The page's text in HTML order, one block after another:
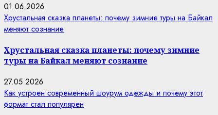
01.06.2026
Хрустальная сказка планеты: почему зимние туры на Байкал
меняют сознание
Хрустальная сказка планеты: почему зимние
туры на Байкал меняют сознание
27.05.2026
Как устроен современный шоурум одежды и почему этот
формат стал популярен